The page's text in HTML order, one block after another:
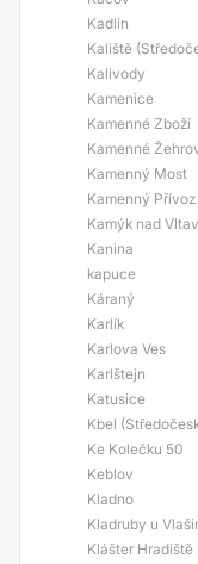
Kadlín
Kaliště
Kalivody
Kamenice
Kamenné Zboží
Kamenné
Kamenný Most
Kamenný Přívoz
Kamýk nad
Kanina
kapuce
Káraný
Karlík
Karlova Ves
Karlštejn
Katusice
Kbel
Ke Kolečku 50
Keblov
Kladno
Kladruby u
Klášter Hradiště